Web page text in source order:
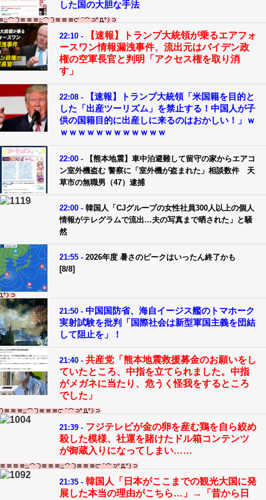
した国の大胆な手法
22:10 -
【速報】トランプ大統領が乗るエアフォ
ースワン情報漏洩事件、流出元はバイデン政
権の空軍長官と判明「アクセス権を取り消
す」
22:08 -
【速報】トランプ大統領「米国籍を目的と
した「出産ツーリズム」を禁止する！中国人が子
供の国籍目的に出産しに来るのはおかしい！」ｗ
ｗｗｗｗｗｗｗｗｗｗｗｗ
22:00 -
【熊本地震】車中泊避難して留守の家からエアコ
ン室外機盗む 警察に「室外機が盗まれた」相談数件 天
草市の無職男（47）逮捕
22:00 - 韓国人「CJグループの女性社員300人以上の個人
情報がテレグラムで流出…夫の写真まで晒された」と騒
然
21:55 - 2026年度 暑さのピークはいったん終了かも
[8/8]
21:50 - 中国国防省、海自イージス艦のトマホーク
実射試験を批判「国際社会は新型軍国主義を団結
して阻止を」！
21:40 - 共産党「熊本地震救援募金のお願いをし
ていたところ、中指を立てられました。中指
がメガネに当たり、危うく怪我をするところ
でした」
21:39 - フジテレビが金の卵を産む鶏を自ら絞め
殺した模様、社運を賭けたドル箱コンテンツ
が御蔵入りになってしまい……
21:35 - 韓国人「日本がここまでの観光大国に発
展した本当の理由がこちら…」→「昔から日